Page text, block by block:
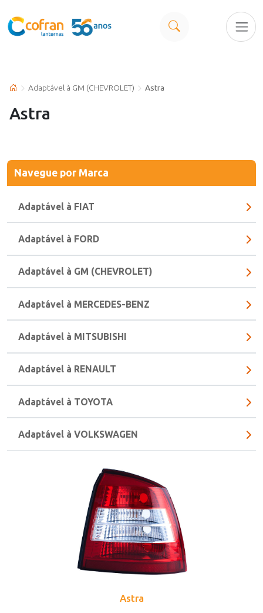
Adaptável à GM (CHEVROLET) Astra
Astra
Navegue por Marca
Adaptável à FIAT
Adaptável à FORD
Adaptável à GM (CHEVROLET)
Adaptável à MERCEDES-BENZ
Adaptável à MITSUBISHI
Adaptável à RENAULT
Adaptável à TOYOTA
Adaptável à VOLKSWAGEN